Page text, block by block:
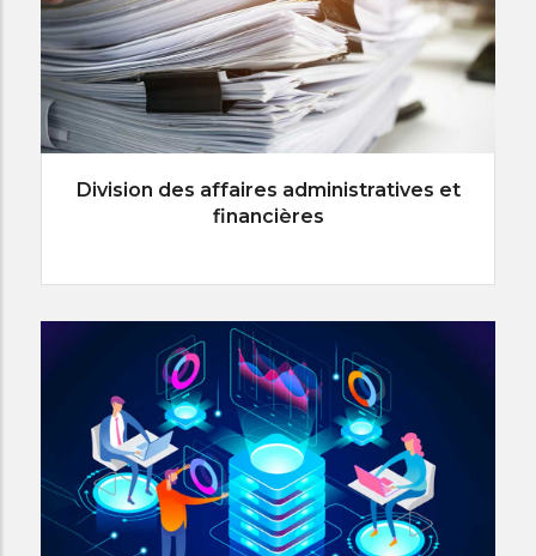
Division des affaires administratives et
financières